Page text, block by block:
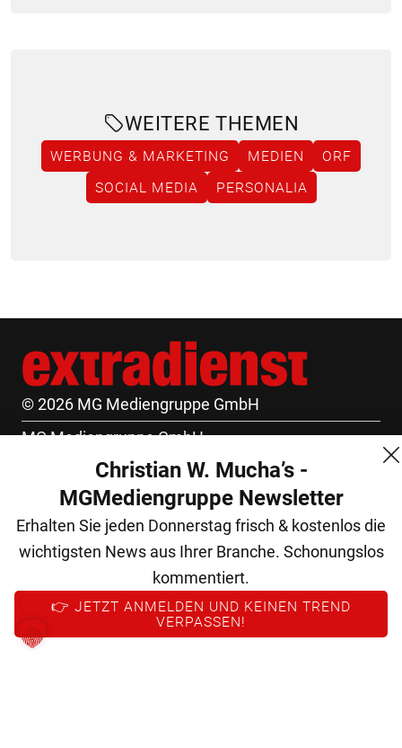
WEITERE THEMEN
WERBUNG & MARKETING MEDIEN
ORF
SOCIAL MEDIA
PERSONALIA
© 2026 MG Mediengruppe GmbH
MG Mediengruppe GmbH
Burgring 1/7
1010 Wien
+43 (1) 522 14 14
office@mgmedien.at
Kontakt
AGB
Christian W. Mucha’s -
MGMediengruppe Newsletter
Erhalten Sie jeden Donnerstag frisch & kostenlos die
wichtigsten News aus Ihrer Branche. Schonungslos
kommentiert.
👉 JETZT ANMELDEN UND KEINEN TREND
VERPASSEN!